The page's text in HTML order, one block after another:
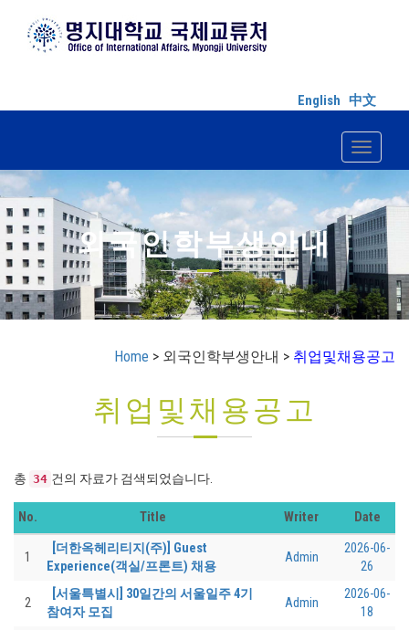
English 中文
Toggle
외국인학부생안내
Home > 외국인학부생안내 > 취업및채용공고
취업및채용공고
총 34 건의 자료가 검색되었습니다.
No. Title Writer Date
1
[더한옥헤리티지(주)] Guest
Experience(객실/프론트) 채용
Admin
2026-06-
26
2
[서울특별시] 30일간의 서울일주 4기
참여자 모집
Admin
2026-06-
18